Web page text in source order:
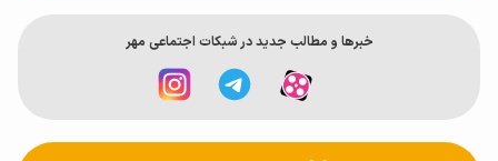
خبر‌ها و مطالب جدید در شبکات اجتماعی مهر